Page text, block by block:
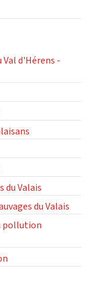
d'Hérens -
Valais
du Valais
pollution